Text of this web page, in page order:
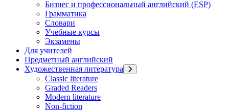
Бизнес и профессиональный английский (ESP)
Грамматика
Словари
Учебные курсы
Экзамены
Для учителей
Предметный английский
Художественная литература
Classic literature
Graded Readers
Modern literature
Non-fiction